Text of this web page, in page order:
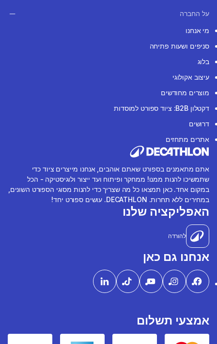
על החברה
מי אנחנו
סניפים ושעות פתיחה
בלוג
עיצוב אקולוגי
מוצרים מחודשים
דקטלון B2B: ציוד ספורט למוסדות
דרושים
אתרים מתחזים
אתם מתאמנים בספורט שאתם אוהבים, אנחנו מייצרים ציוד כדי
שתמשיכו להנות ממנו! ממחקר ופיתוח ועד ייצור ולוגיסטיקה - הכל
במקום אחד. כאן תמצאו כל מה שצריך כדי להנות מסוגי הספורט השונים,
במחירים ללא תחרות. DECATHLON. עושים ספורט יחד!
האפליקציה שלנו
להורדה
אנחנו גם כאן
אמצעי תשלום